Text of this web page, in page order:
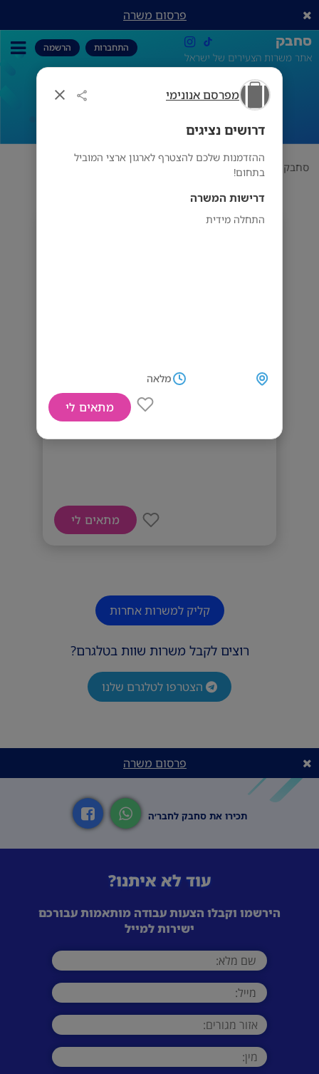
מפרסם אנונימי
דרושים נציגים
ההזדמנות שלכם להצטרף לארגון ארצי המוביל
בתחום!
דרישות המשרה
התחלה מידית
מלאה
מתאים לי
פרסום משרה
סחבק
אתר משרות הצעירים של ישראל
התחברות הרשמה
דרושים נציגים
סחבק תחום מפרסם אנונימי דרושים נציגים
מתאים לי
קליק למשרות אחרות
רוצים לקבל משרות שוות בטלגרם?
הצטרפו לטלגרם שלנו
פרסום משרה
תכירו את סחבק לחבר׳ה
עוד לא איתנו?
הירשמו וקבלו הצעות עבודה מותאמות עבורכם
ישירות למייל